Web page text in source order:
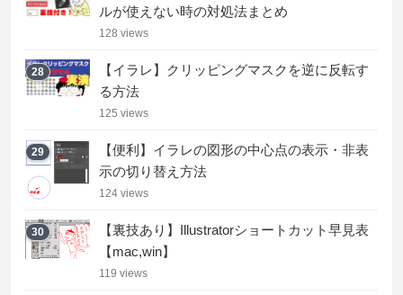
ルが使えない時の対処法まとめ
128 views
28
【イラレ】クリッピングマスクを逆に反転す
る方法
125 views
29
【便利】イラレの図形の中心点の表示・非表
示の切り替え方法
124 views
30
【裏技あり】Illustratorショートカット早見表
【mac,win】
119 views